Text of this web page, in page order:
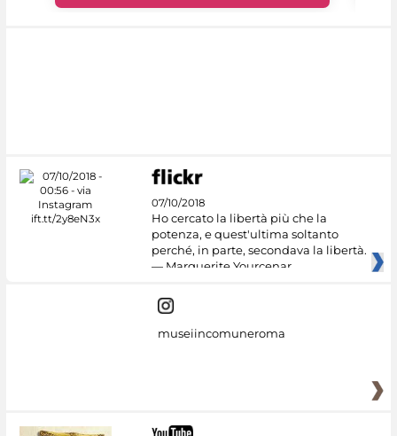
07/10/2018
Ho cercato la libertà più che la
potenza, e quest'ultima soltanto
perché, in parte, secondava la libertà.
— Marguerite Yourcenar
museiincomuneroma